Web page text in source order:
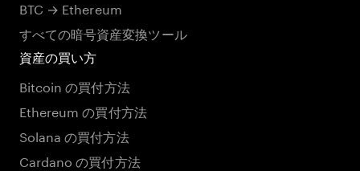
BTC → Ethereum
すべての暗号資産変換ツール
資産の買い方
Bitcoin の買付方法
Ethereum の買付方法
Solana の買付方法
Cardano の買付方法